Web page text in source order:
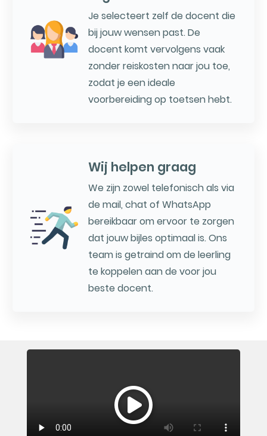
Je selecteert zelf de docent die
bij jouw wensen past. De
docent komt vervolgens vaak
zonder reiskosten naar jou toe,
zodat je een ideale
voorbereiding op toetsen hebt.
Wij helpen graag
We zijn zowel telefonisch als via
de mail, chat of WhatsApp
bereikbaar om ervoor te zorgen
dat jouw bijles optimaal is. Ons
team is getraind om de leerling
te koppelen aan de voor jou
beste docent.